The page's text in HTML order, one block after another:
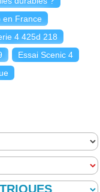
en France
4 425d 218
Essai Scenic 4